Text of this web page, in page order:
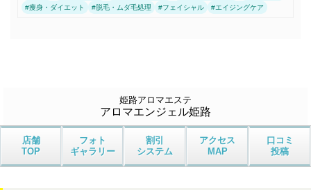
#痩身・ダイエット #脱毛・ムダ毛処理 #フェイシャル #エイジングケア
姫路アロマエステ
アロマエンジェル姫路
店舗
TOP
フォト
ギャラリー
割引
システム
アクセス
MAP
口コミ
投稿